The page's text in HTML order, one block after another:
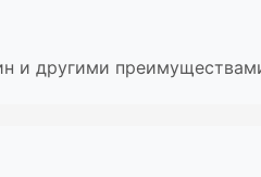
и другими